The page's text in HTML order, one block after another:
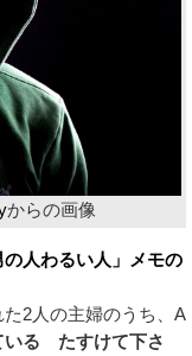
からの画像
人わるい人」メモの
2人の主婦のうち、A
いる たすけて下さ